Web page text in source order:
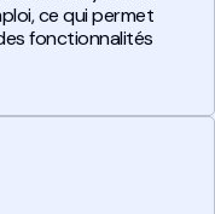
ce qui permet
fonctionnalités